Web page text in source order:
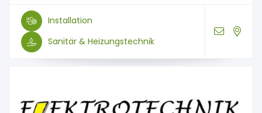
Installation
Sanitär & Heizungstechnik